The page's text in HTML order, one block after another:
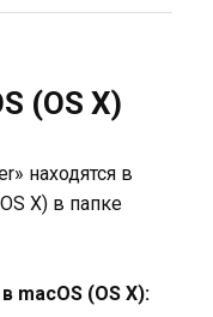
(OS X)
находятся в
X) в папке
macOS (OS X):